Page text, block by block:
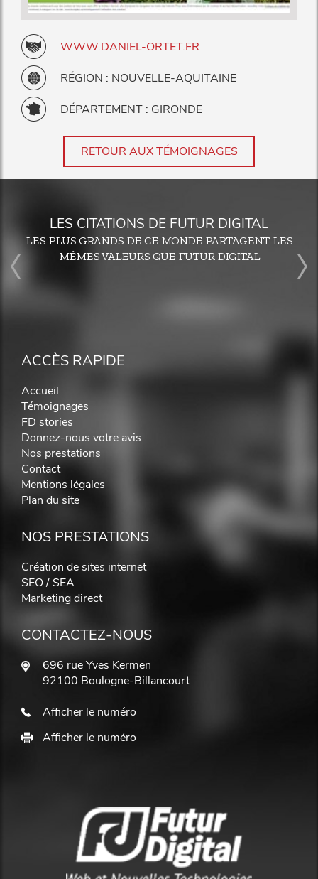
WWW.DANIEL-ORTET.FR
RÉGION : NOUVELLE-AQUITAINE
DÉPARTEMENT : GIRONDE
RETOUR AUX TÉMOIGNAGES
LES CITATIONS DE FUTUR DIGITAL
LES PLUS GRANDS DE CE MONDE PARTAGENT LES
MÊMES VALEURS QUE FUTUR DIGITAL
ACCÈS RAPIDE
Accueil
Témoignages
FD stories
Donnez-nous votre avis
Nos prestations
Contact
Mentions légales
Plan du site
NOS PRESTATIONS
Création de sites internet
SEO / SEA
Marketing direct
CONTACTEZ-NOUS
696 rue Yves Kermen
92100 Boulogne-Billancourt
Afficher le numéro
Afficher le numéro